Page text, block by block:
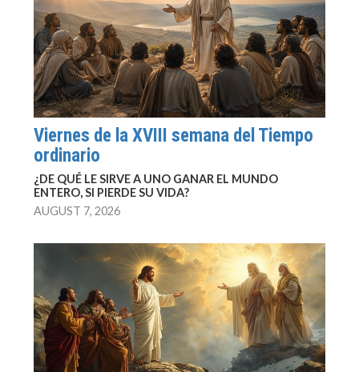
Viernes de la XVIII semana del Tiempo
ordinario
¿DE QUÉ LE SIRVE A UNO GANAR EL MUNDO
ENTERO, SI PIERDE SU VIDA?
AUGUST 7, 2026